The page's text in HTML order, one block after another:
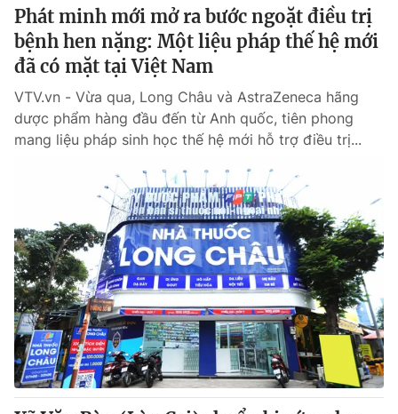
Phát minh mới mở ra bước ngoặt điều trị
bệnh hen nặng: Một liệu pháp thế hệ mới
đã có mặt tại Việt Nam
VTV.vn - Vừa qua, Long Châu và AstraZeneca hãng
dược phẩm hàng đầu đến từ Anh quốc, tiên phong
mang liệu pháp sinh học thế hệ mới hỗ trợ điều trị...